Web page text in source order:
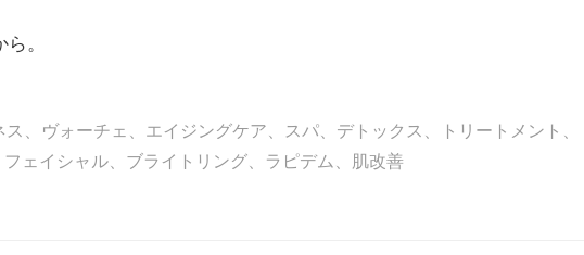
ら。
ス ヴォーチェ エイジングケア スパ デトックス トリートメント
フェイシャル
ブライトリング ラピデム 肌改善